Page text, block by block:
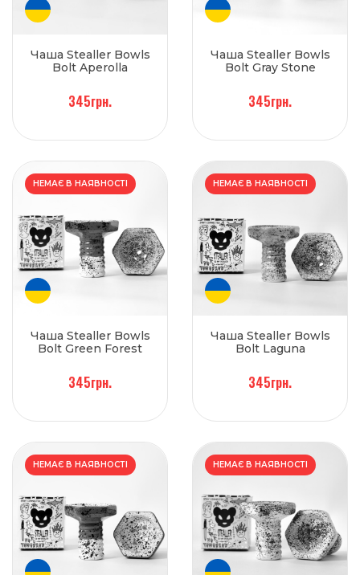
Чаша Stealler Bowls
Bolt Aperolla
345грн.
Чаша Stealler Bowls
Bolt Gray Stone
345грн.
НЕМАЄ В НАЯВНОСТІ
Чаша Stealler Bowls
Bolt Green Forest
345грн.
НЕМАЄ В НАЯВНОСТІ
Чаша Stealler Bowls
Bolt Laguna
345грн.
НЕМАЄ В НАЯВНОСТІ НЕМАЄ В НАЯВНОСТІ